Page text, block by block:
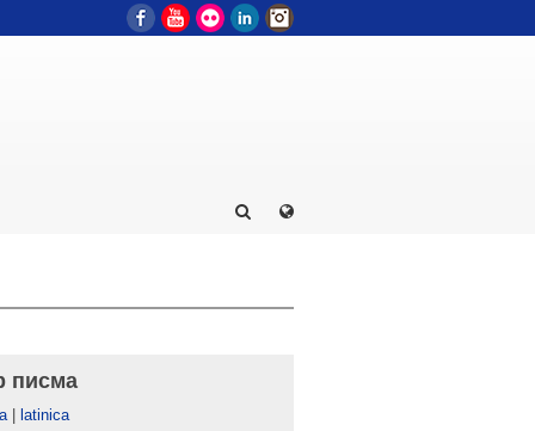
FacebookYouTube
Flickr LinkedIn
писма
| latinica